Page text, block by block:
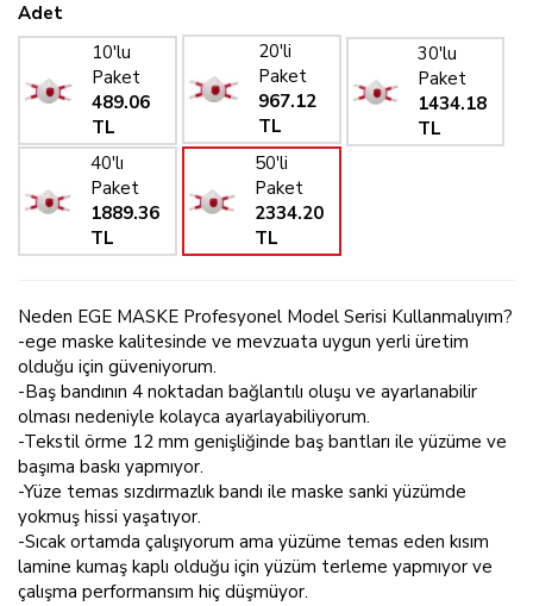
Adet
10'lu
Paket
489.06
TL
20'li
Paket
967.12
TL
30'lu
Paket
1434.18
TL
40'lı
Paket
1889.36
TL
50'li
Paket
2334.20
TL
Neden EGE MASKE Profesyonel Model Serisi Kullanmalıyım?
-ege maske kalitesinde ve mevzuata uygun yerli üretim
olduğu için güveniyorum.
-Baş bandının 4 noktadan bağlantılı oluşu ve ayarlanabilir
olması nedeniyle kolayca ayarlayabiliyorum.
-Tekstil örme 12 mm genişliğinde baş bantları ile yüzüme ve
başıma baskı yapmıyor.
-Yüze temas sızdırmazlık bandı ile maske sanki yüzümde
yokmuş hissi yaşatıyor.
-Sıcak ortamda çalışıyorum ama yüzüme temas eden kısım
lamine kumaş kaplı olduğu için yüzüm terleme yapmıyor ve
çalışma performansım hiç düşmüyor.